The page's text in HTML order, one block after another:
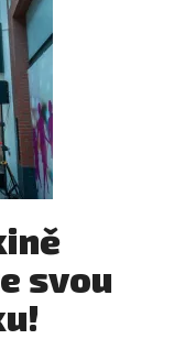
svou